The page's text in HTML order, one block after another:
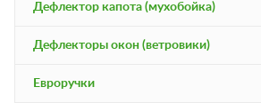
Дефлектор капота (мухобойка)
Дефлекторы окон (ветровики)
Евроручки